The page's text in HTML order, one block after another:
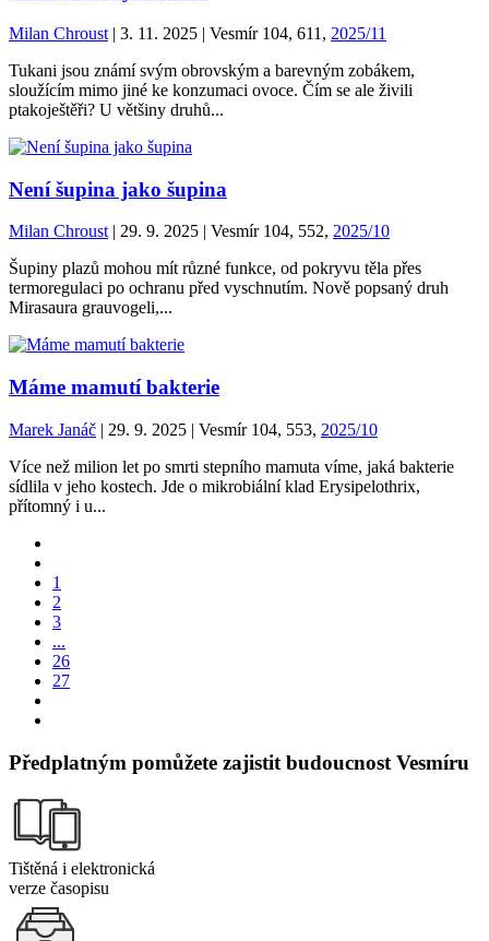
Milan Chroust | 3. 11. 2025 | Vesmír 104, 611, 2025/11
Tukani jsou známí svým obrovským a barevným zobákem,
sloužícím mimo jiné ke konzumaci ovoce. Čím se ale živili
ptakoještěři? U většiny druhů...
Není šupina jako šupina
Milan Chroust| 29. 9. 2025 | Vesmír 104, 552, 2025/10
Šupiny plazů mohou mít různé funkce, od pokryvu těla přes
termoregulaci po ochranu před vyschnutím. Nově popsaný druh
Mirasaura grauvogeli,...
Máme mamutí bakterie
Marek Janáč | 29. 9. 2025 | Vesmír 104, 553, 2025/10
Více než milion let po smrti stepního mamuta víme, jaká bakterie
sídlila v jeho kostech. Jde o mikrobiální klad Erysipelothrix,
přítomný i u...
1
2
3
...
26
27
Předplatným pomůžete zajistit budoucnost Vesmíru
Tištěná i elektronická
verze časopisu